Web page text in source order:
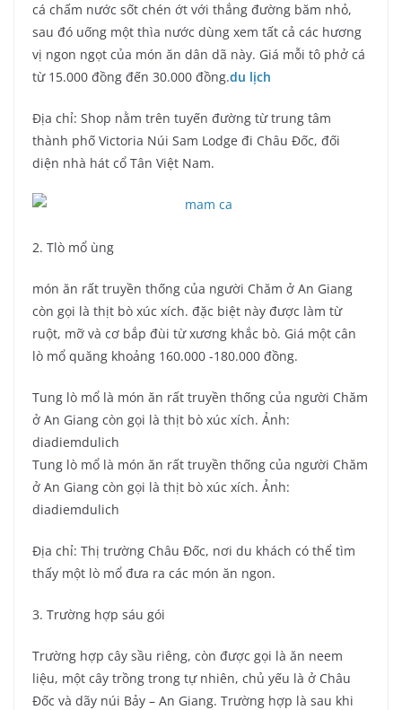
cá chấm nước sốt chén ớt với thắng đường băm nhỏ,
sau đó uống một thìa nước dùng xem tất cả các hương
vị ngon ngọt của món ăn dân dã này. Giá mỗi tô phở cá
từ 15.000 đồng đến 30.000 đồng.du lịch
Địa chỉ: Shop nằm trên tuyến đường từ trung tâm
thành phố Victoria Núi Sam Lodge đi Châu Đốc, đối
diện nhà hát cổ Tân Việt Nam.
2. Tlò mổ ùng
món ăn rất truyền thống của người Chăm ở An Giang
còn gọi là thịt bò xúc xích. đặc biệt này được làm từ
ruột, mỡ và cơ bắp đùi từ xương khắc bò. Giá một cân
lò mổ quăng khoảng 160.000 -180.000 đồng.
Tung lò mổ là món ăn rất truyền thống của người Chăm
ở An Giang còn gọi là thịt bò xúc xích. Ảnh:
diadiemdulich
Tung lò mổ là món ăn rất truyền thống của người Chăm
ở An Giang còn gọi là thịt bò xúc xích. Ảnh:
diadiemdulich
Địa chỉ: Thị trường Châu Đốc, nơi du khách có thể tìm
thấy một lò mổ đưa ra các món ăn ngon.
3. Trường hợp sáu gói
Trường hợp cây sầu riêng, còn được gọi là ăn neem
liệu, một cây trồng trong tự nhiên, chủ yếu là ở Châu
Đốc và dãy núi Bảy – An Giang. Trường hợp là sau khi